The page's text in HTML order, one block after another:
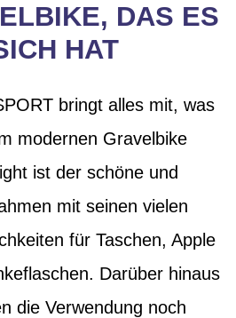
DAS ES
HAT
bringt alles mit, was
modernen Gravelbike
ist der schöne und
mit seinen vielen
für Taschen, Apple
Darüber hinaus
die Verwendung noch